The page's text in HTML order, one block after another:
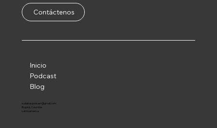
Contáctenos
sudakaspodcast@gmail.com
Bogotá, Colombia
Latinoamerica
Inicio
Podcast
Blog